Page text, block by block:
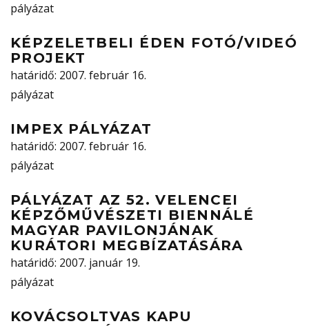
pályázat
KÉPZELETBELI ÉDEN FOTÓ/VIDEÓ
PROJEKT
határidő: 2007. február 16.
pályázat
IMPEX PÁLYÁZAT
határidő: 2007. február 16.
pályázat
PÁLYÁZAT AZ 52. VELENCEI
KÉPZŐMŰVÉSZETI BIENNÁLÉ
MAGYAR PAVILONJÁNAK
KURÁTORI MEGBÍZATÁSÁRA
határidő: 2007. január 19.
pályázat
KOVÁCSOLTVAS KAPU